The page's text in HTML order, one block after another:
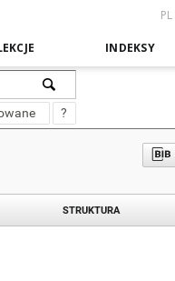
PL
INDEKSY
?
STRUKTURA